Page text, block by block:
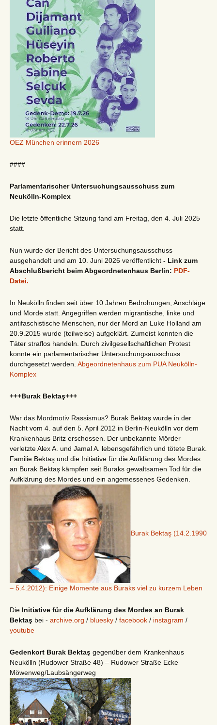
OEZ München erinnern 2026
####
Parlamentarischer Untersuchungsausschuss zum
Neukölln-Komplex
Die letzte öffentliche Sitzung fand am Freitag, den 4. Juli 2025
statt.
Nun wurde der Bericht des Untersuchungsausschuss
ausgehandelt und am 10. Juni 2026 veröffentlicht - Link zum
Abschlußbericht beim Abgeordnetenhaus Berlin: PDF-
Datei.
In Neukölln finden seit über 10 Jahren Bedrohungen, Anschläge
und Morde statt. Angegriffen werden migrantische, linke und
antifaschistische Menschen, nur der Mord an Luke Holland am
20.9.2015 wurde (teilweise) aufgeklärt. Zumeist konnten die
Täter straflos handeln. Durch zivilgesellschaftlichen Protest
konnte ein parlamentarischer Untersuchungsausschuss
durchgesetzt werden. Abgeordnetenhaus zum PUA Neukölln-
Komplex
+++Burak Bektaş+++
War das Mordmotiv Rassismus? Burak Bektaş wurde in der
Nacht vom 4. auf den 5. April 2012 in Berlin-Neukölln vor dem
Krankenhaus Britz erschossen. Der unbekannte Mörder
verletzte Alex A. und Jamal A. lebensgefährlich und tötete Burak.
Familie Bektaş und die Initiative für die Aufklärung des Mordes
an Burak Bektaş kämpfen seit Buraks gewaltsamen Tod für die
Aufklärung des Mordes und ein angemessenes Gedenken.
Burak Bektaş (14.2.1990
– 5.4.2012): Einige Momente aus Buraks viel zu kurzem Leben
Die Initiative für die Aufklärung des Mordes an Burak
Bektaş bei - archive.org / bluesky / facebook / instagram /
youtube
Gedenkort Burak Bektaş gegenüber dem Krankenhaus
Neukölln (Rudower Straße 48) – Rudower Straße Ecke
Möwenweg/Laubsängerweg